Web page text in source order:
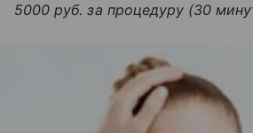
5000 руб. за процедуру (30